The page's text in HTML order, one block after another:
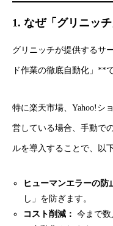
1. なぜ「グリニッ
グリニッチが提供するサ
ド作業の徹底自動化」**で
特に楽天市場、Yahoo!シ
営している場合、手動で
ルを導入することで、以
ヒューマンエラーの防
し」を防ぎます。
コスト削減： 今まで